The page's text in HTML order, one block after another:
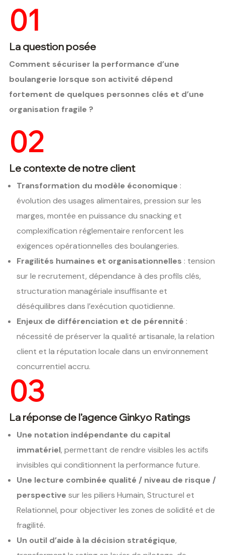
01
La question posée
Comment sécuriser la performance d’une
boulangerie lorsque son activité dépend
fortement de quelques personnes clés et d’une
organisation fragile ?
02
Le contexte de notre client
Transformation du modèle économique :
évolution des usages alimentaires, pression sur les
marges, montée en puissance du snacking et
complexification réglementaire renforcent les
exigences opérationnelles des boulangeries.
Fragilités humaines et organisationnelles : tension
sur le recrutement, dépendance à des profils clés,
structuration managériale insuffisante et
déséquilibres dans l’exécution quotidienne.
Enjeux de différenciation et de pérennité :
nécessité de préserver la qualité artisanale, la relation
client et la réputation locale dans un environnement
concurrentiel accru.
03
La réponse de l’agence Ginkyo Ratings
Une notation indépendante du capital
immatériel, permettant de rendre visibles les actifs
invisibles qui conditionnent la performance future.
Une lecture combinée qualité / niveau de risque /
perspective sur les piliers Humain, Structurel et
Relationnel, pour objectiver les zones de solidité et de
fragilité.
Un outil d’aide à la décision stratégique,